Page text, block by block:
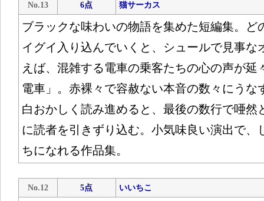
No.13 6点 猫サーカス
ブラックな味わいの物語を集めた短編集。ど
イグイ入り込んでいくと、シュールで見事な
えば、混雑する電車の乗客たちの心の声が延
電車」。赤裸々で容赦ない本音の数々にうな
白おかしく読み進めると、最後の数行で唖然
に読者を引きずり込む。小気味良い演出で、
ちになれる作品集。
No.12 5点 いいちこ